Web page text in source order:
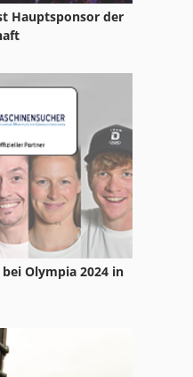
Hauptsponsor der
Olympia 2024 in